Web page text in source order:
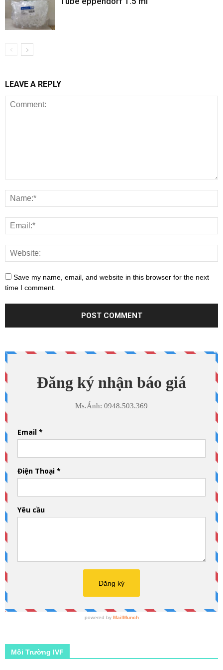
LEAVE A REPLY
Save my name, email, and website in this browser for the next
time I comment.
Môi Trường IVF